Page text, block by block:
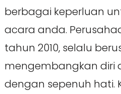
berbagai keperluan
acara anda.
tahun 2010, selalu
mengembangkan diri
dengan sepenuh hati.